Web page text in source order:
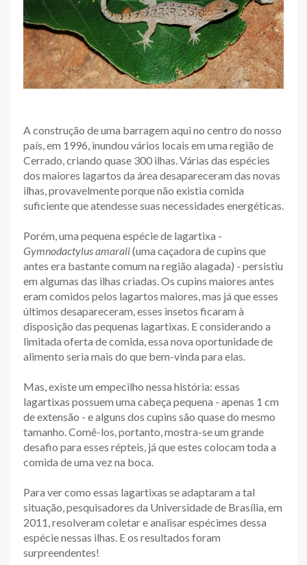
A construção de uma barragem aqui no centro do nosso
país, em 1996, inundou vários locais em uma região de
Cerrado, criando quase 300 ilhas. Várias das espécies
dos maiores lagartos da área desapareceram das novas
ilhas, provavelmente porque não existia comida
suficiente que atendesse suas necessidades energéticas.
Porém, uma pequena espécie de lagartixa -
Gymnodactylus amarali(uma caçadora de cupins que
antes era bastante comum na região alagada) - persistiu
em algumas das ilhas criadas. Os cupins maiores antes
eram comidos pelos lagartos maiores, mas já que esses
últimos desapareceram, esses insetos ficaram à
disposição das pequenas lagartixas. E considerando a
limitada oferta de comida, essa nova oportunidade de
alimento seria mais do que bem-vinda para elas.
Mas, existe um empecilho nessa história: essas
lagartixas possuem uma cabeça pequena - apenas 1 cm
de extensão - e alguns dos cupins são quase do mesmo
tamanho. Comê-los, portanto, mostra-se um grande
desafio para esses répteis, já que estes colocam toda a
comida de uma vez na boca.
Para ver como essas lagartixas se adaptaram a tal
situação, pesquisadores da Universidade de Brasília, em
2011, resolveram coletar e analisar espécimes dessa
espécie nessas ilhas. E os resultados foram
surpreendentes!